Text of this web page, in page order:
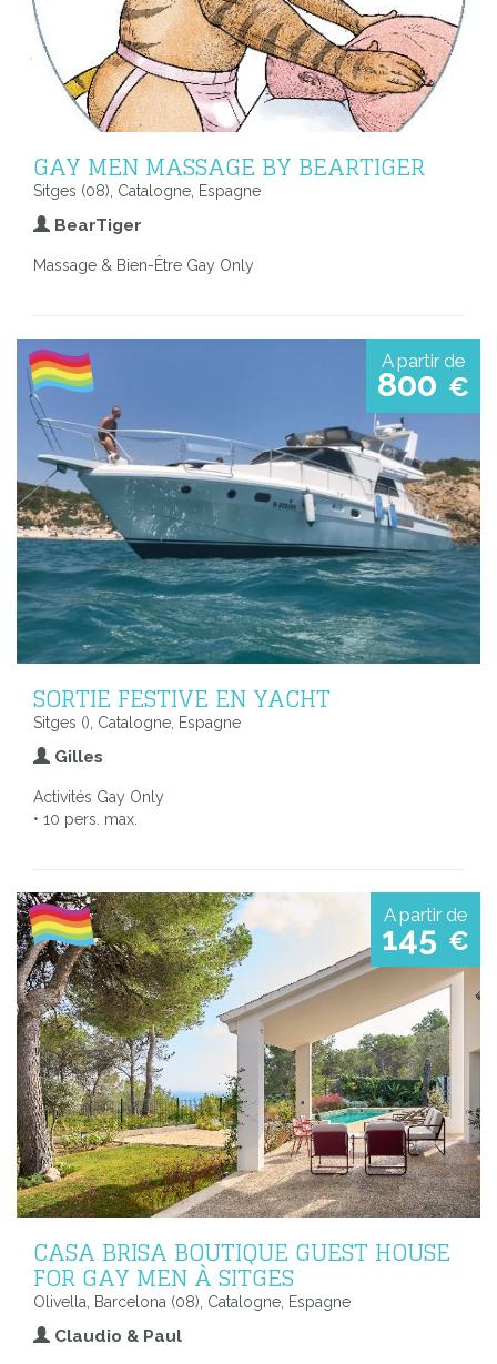
GAY MEN MASSAGE BY BEARTIGER
Sitges (08), Catalogne, Espagne
BearTiger
Massage & Bien-Être Gay Only
A partir de
800 €
SORTIE FESTIVE EN YACHT
Sitges (), Catalogne, Espagne
Gilles
Activités Gay Only
• 10 pers. max.
A partir de
145 €
CASA BRISA BOUTIQUE GUEST HOUSE
FOR GAY MEN À SITGES
Olivella, Barcelona (08), Catalogne, Espagne
Claudio & Paul